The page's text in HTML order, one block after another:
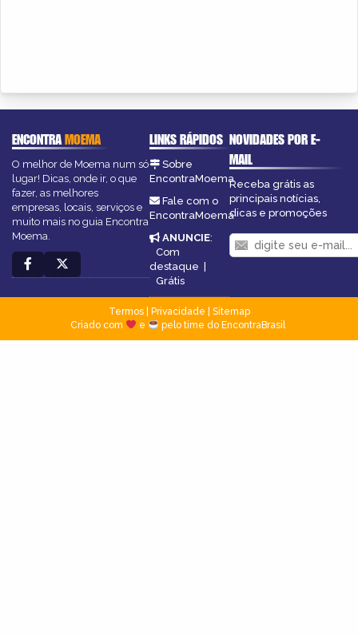
ENCONTRAMOEMA
O melhor de Moema num só
lugar! Dicas, onde ir, o que
fazer, as melhores
empresas, locais, serviços e
muito mais no guia Encontra
Moema.
LINKS RÁPIDOS
Sobre
EncontraMoema
Fale com o
EncontraMoema
ANUNCIE:
Com
destaque |
Grátis
NOVIDADES POR E-
MAIL
Receba grátis as
principais notícias,
dicas e promoções
Termos| Privacidade
Sitemap
Criado com
e pelo time do EncontraBrasil